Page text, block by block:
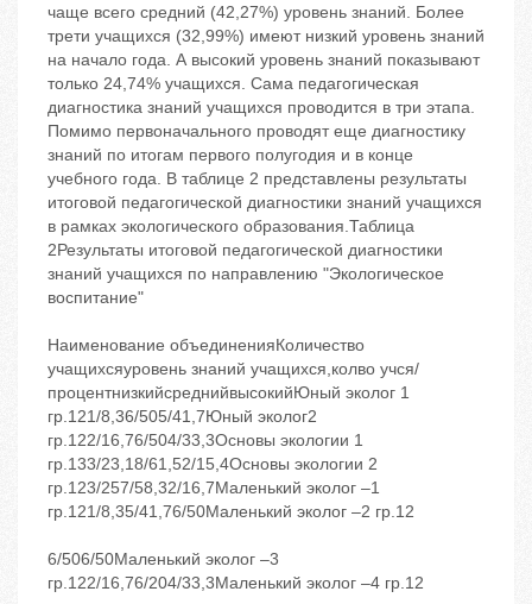
чаще всего средний (42,27%) уровень знаний. Более
трети учащихся (32,99%) имеют низкий уровень знаний
на начало года. А высокий уровень знаний показывают
только 24,74% учащихся. Сама педагогическая
диагностика знаний учащихся проводится в три этапа.
Помимо первоначального проводят еще диагностику
знаний по итогам первого полугодия и в конце
учебного года. В таблице 2 представлены результаты
итоговой педагогической диагностики знаний учащихся
в рамках экологического образования.Таблица
2Результаты итоговой педагогической диагностики
знаний учащихся по направлению "Экологическое
воспитание"
Наименование объединенияКоличество
учащихсяуровень знаний учащихся,колво учся/
процентнизкийсреднийвысокийЮный эколог 1
гр.121/8,36/505/41,7Юный эколог2
гр.122/16,76/504/33,3Основы экологии 1
гр.133/23,18/61,52/15,4Основы экологии 2
гр.123/257/58,32/16,7Маленький эколог –1
гр.121/8,35/41,76/50Маленький эколог –2 гр.12
6/506/50Маленький эколог –3
гр.122/16,76/204/33,3Маленький эколог –4 гр.12